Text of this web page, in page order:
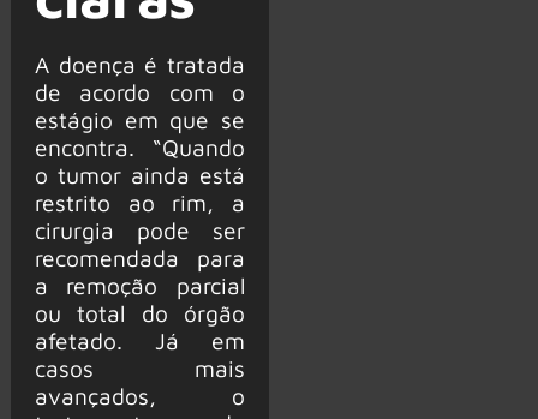
A doença é tratada
de acordo com o
estágio em que se
encontra. “Quando
o tumor ainda está
restrito ao rim, a
cirurgia pode ser
recomendada para
a remoção parcial
ou total do órgão
afetado. Já em
casos mais
avançados, o